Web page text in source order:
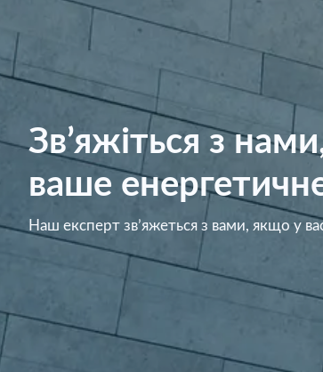
Зв’яжіться з
ваше
Наш експерт зв’яжеться з вами, якщо у